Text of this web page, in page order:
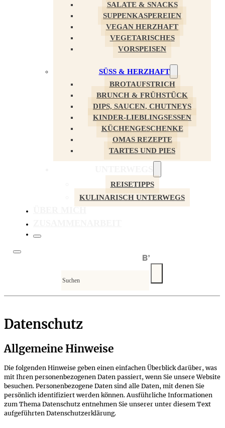
SALATE & SNACKS
SUPPENKASPEREIEN
VEGAN HERZHAFT
VEGETARISCHES
VORSPEISEN
SÜSS & HERZHAFT
BROTAUFSTRICH
BRUNCH & FRÜHSTÜCK
DIPS, SAUCEN, CHUTNEYS
KINDER-LIEBLINGSESSEN
KÜCHENGESCHENKE
OMAS REZEPTE
TARTES UND PIES
REISETIPPS
KULINARISCH UNTERWEGS
Datenschutz
Allgemeine Hinweise
Die folgenden Hinweise geben einen einfachen Überblick darüber, was
mit Ihren personenbezogenen Daten passiert, wenn Sie unsere Website
besuchen. Personenbezogene Daten sind alle Daten, mit denen Sie
persönlich identifiziert werden können. Ausführliche Informationen
zum Thema Datenschutz entnehmen Sie unserer unter diesem Text
aufgeführten Datenschutzerklärung.